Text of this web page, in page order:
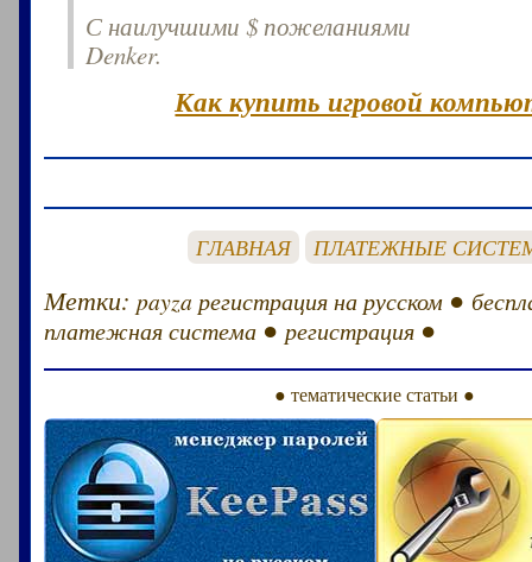
С наилучшими $ пожеланиями
Denker.
Как купить игровой
ГЛАВНАЯ ПЛАТЕЖНЫЕ
Метки:payza регистрация на русском ●
платежная система ●регистрация ●
● тематические статьи ●